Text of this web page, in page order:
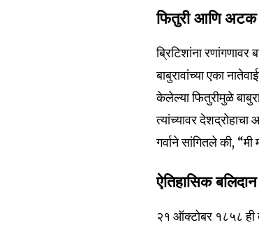
6,300
फितुरी आणि अटक
ब्रिटिशांना
बाबुरावांच्या एका
केलेल्या फितुरीमुळे
त्यांच्यावर
गर्वाने सांगितले की,
ऐतिहासिक बलिदान
२१ ऑक्टोबर १८५८ ही